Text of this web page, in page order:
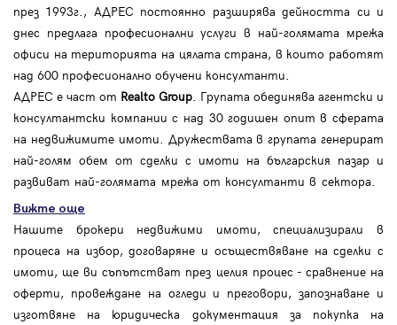
през 1993г., АДРЕС постоянно разширява дейността си и
днес предлага професионални услуги в най-голямата мрежа
офиси на територията на цялата страна, в които работят
над 600 професионално обучени консултанти.
АДРЕС е част от Realto Group. Групата обединява агентски и
консултантски компании с над 30 годишен опит в сферата
на недвижимите имоти. Дружествата в групата генерират
най-голям обем от сделки с имоти на българския пазар и
развиват най-голямата мрежа от консултанти в сектора.
Вижте още
Нашите брокери недвижими имоти, специализирали в
процеса на избор, договаряне и осъществяване на сделки с
имоти, ще ви съпътстват през целия процес - сравнение на
оферти, провеждане на огледи и преговори, запознаване и
изготвяне на юридическа документация за покупка на